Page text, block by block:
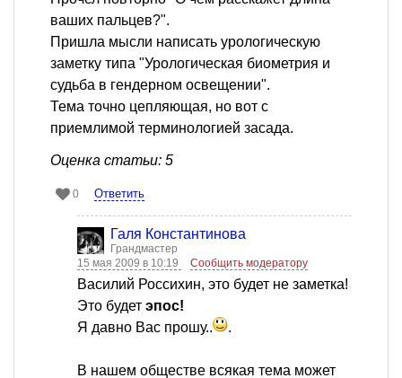
ваших пальцев?".
Пришла мысли написать урологическую
заметку типа "Урологическая биометрия и
судьба в гендерном освещении".
Тема точно цепляющая, но вот с
приемлимой терминологией засада.
Оценка статьи: 5
0 Ответить
Галя Константинова
Грандмастер
15 мая 2009 в 10:19
Сообщить модератору
Василий Россихин, это будет не заметка!
Это будет эпос!
Я давно Вас прошу..
.
В нашем обществе всякая тема может